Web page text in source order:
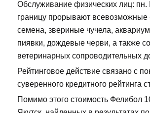
Обслуживание физических лиц:
границу прорывают
семена, звериные чучела,
пиявки, дождевые черви, а также
ветеринарных сопроводительных
Рейтинговое действие связано с
суверенного кредитного рейтинга
Помимо этого стоимость Фелибол